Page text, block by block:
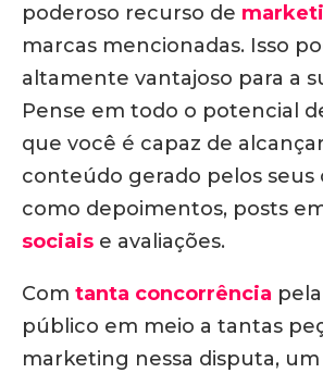
poderoso recurso de
marcas mencionadas. Isso
altamente vantajoso para a
Pense em todo o potencial
que você é capaz de
conteúdo gerado pelos seus
como depoimentos, posts
sociais e avaliações.
Com tanta concorrência
público em meio a tantas
marketing nessa disputa, um